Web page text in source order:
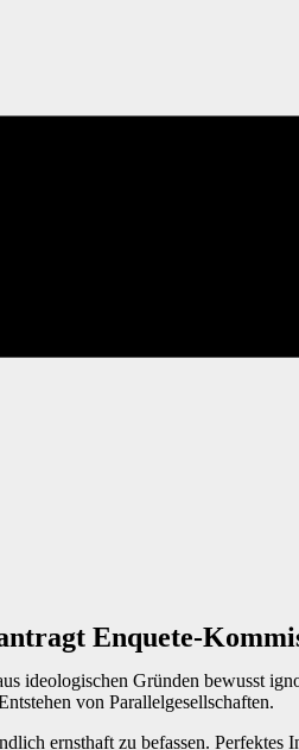
Enquete-
ideologischen Gründen bewusst
von Parallelgesellschaften.
ernsthaft zu befassen.